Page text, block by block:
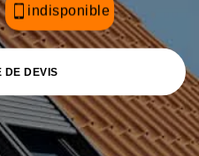
indisponible
DE DEVIS